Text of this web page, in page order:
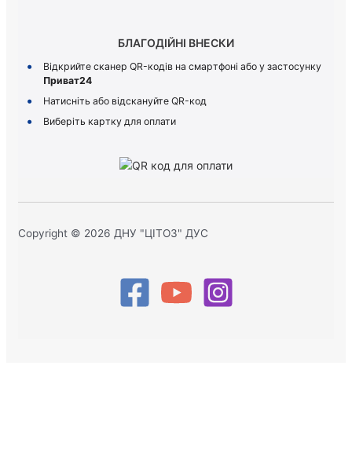
БЛАГОДІЙНІ ВНЕСКИ
Відкрийте сканер QR-кодів на смартфоні або у застосунку
Приват24
Натисніть або відскануйте QR-код
Виберіть картку для оплати
Copyright © 2026 ДНУ "ЦІТОЗ" ДУС